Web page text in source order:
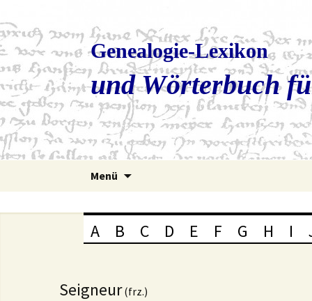
Genealogie-Lexikon
und Wörterbuch
Menü
A B C D E F G H I
Seigneur(frz.)